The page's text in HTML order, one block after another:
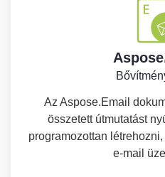
Az Aspose.Email
összetett útmutatást
programozottan
e-mail